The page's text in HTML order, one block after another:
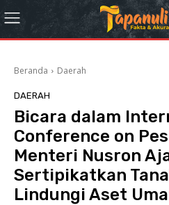
Beranda Daerah
DAERAH
Bicara dalam
Conference on
Menteri Nusron
Sertipikatkan
Lindungi Aset